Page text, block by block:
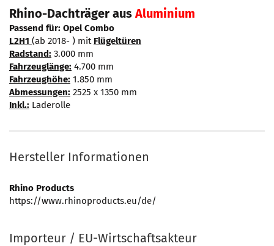
Rhino-Dachträger ausAluminium
Passend für: Opel Combo
L2H1 (ab 2018- ) mit Flügeltüren
Radstand: 3.000 mm
Fahrzeuglänge: 4.700 mm
Fahrzeughöhe: 1.850 mm
Abmessungen: 2525 x 1350 mm
Inkl.: Laderolle
Hersteller Informationen
Rhino Products
https://www.rhinoproducts.eu/de/
Importeur / EU-Wirtschaftsakteur